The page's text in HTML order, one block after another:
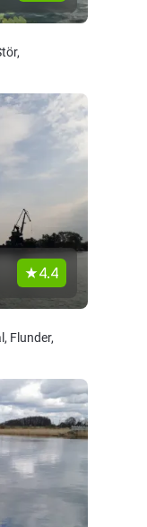
4.4
Flunder,